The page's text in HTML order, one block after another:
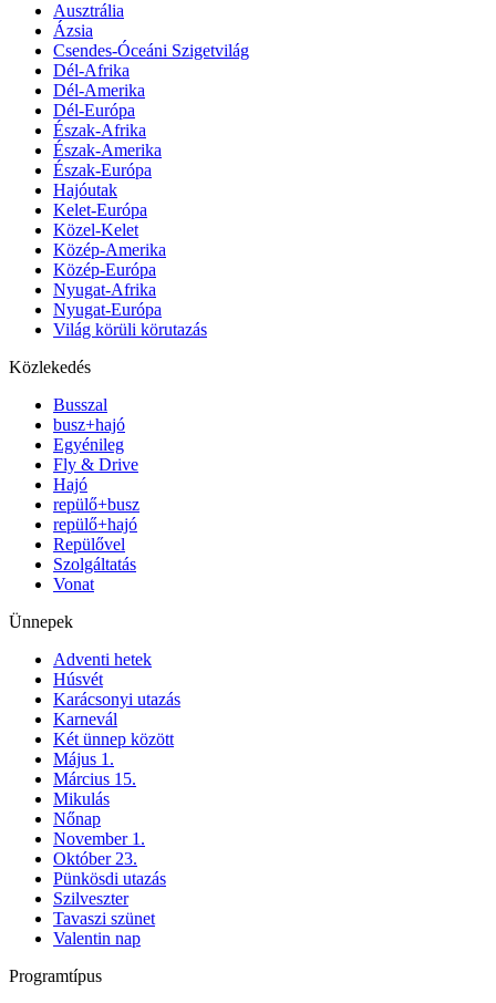
Ausztrália
Ázsia
Csendes-Óceáni Szigetvilág
Dél-Afrika
Dél-Amerika
Dél-Európa
Észak-Afrika
Észak-Amerika
Észak-Európa
Hajóutak
Kelet-Európa
Közel-Kelet
Közép-Amerika
Közép-Európa
Nyugat-Afrika
Nyugat-Európa
Világ körüli körutazás
Közlekedés
Busszal
busz+hajó
Egyénileg
Fly & Drive
Hajó
repülő+busz
repülő+hajó
Repülővel
Szolgáltatás
Vonat
Ünnepek
Adventi hetek
Húsvét
Karácsonyi utazás
Karnevál
Két ünnep között
Május 1.
Március 15.
Mikulás
Nőnap
November 1.
Október 23.
Pünkösdi utazás
Szilveszter
Tavaszi szünet
Valentin nap
Programtípus